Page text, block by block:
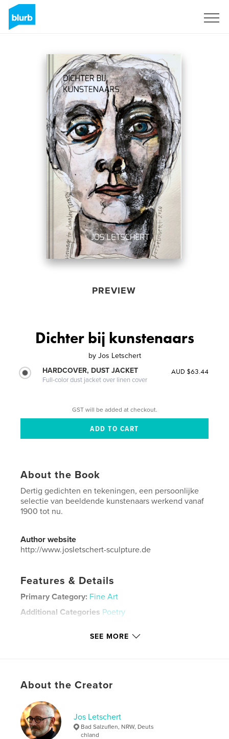
PREVIEW
Dichter bij kunstenaars
by Jos Letschert
HARDCOVER, DUST JACKET
Full-color dust jacket over linen cover
AUD $63.44
GST will be added at checkout.
About the Book
Dertig gedichten en tekeningen, een persoonlijke
selectie van beeldende kunstenaars werkend vanaf
1900 tot nu.
Author website
http://www.josletschert-sculpture.de
Features & Details
Primary Category: Fine Art
Additional Categories Poetry
Keywords
Gedichten Beeldhouwers , Schilders
SEE MORE
About the Creator
Jos Letschert
Bad Salzuflen, NRW, Deuts
chland